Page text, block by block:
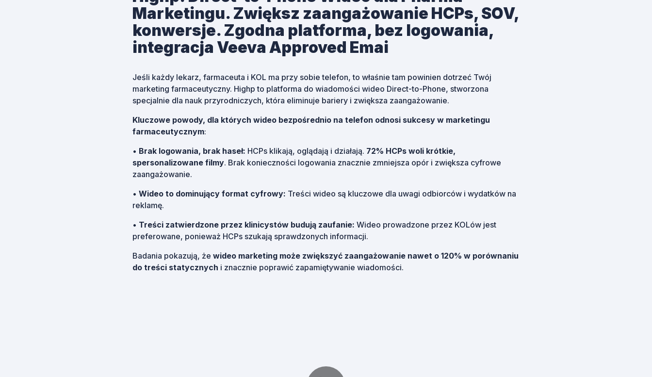
Marketingu. Zwiększ zaangażowanie HCPs, SOV,
konwersje. Zgodna platforma, bez logowania,
integracja Veeva Approved Emai
Jeśli każdy lekarz, farmaceuta i KOL ma przy sobie telefon, to właśnie tam powinien dotrzeć Twój
marketing farmaceutyczny. Highp to platforma do wiadomości wideo Direct-to-Phone, stworzona
specjalnie dla nauk przyrodniczych, która eliminuje bariery i zwiększa zaangażowanie.
Kluczowe powody, dla których wideo bezpośrednio na telefon odnosi sukcesy w marketingu
farmaceutycznym:
• Brak logowania, brak haseł: HCPs klikają, oglądają i działają. 72% HCPs woli krótkie,
spersonalizowane filmy. Brak konieczności logowania znacznie zmniejsza opór i zwiększa cyfrowe
zaangażowanie.
• Wideo to dominujący format cyfrowy: Treści wideo są kluczowe dla uwagi odbiorców i wydatków na
reklamę.
• Treści zatwierdzone przez klinicystów budują zaufanie: Wideo prowadzone przez KOLów jest
preferowane, ponieważ HCPs szukają sprawdzonych informacji.
Badania pokazują, że wideo marketing może zwiększyć zaangażowanie nawet o 120% w porównaniu
do treści statycznych i znacznie poprawić zapamiętywanie wiadomości.